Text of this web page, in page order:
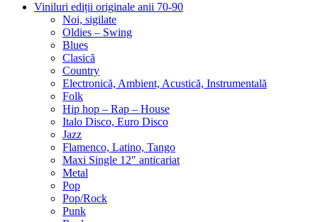
Viniluri ediții originale anii 70-90
Noi, sigilate
Oldies – Swing
Blues
Clasică
Country
Electronică, Ambient, Acustică, Instrumentală
Folk
Hip hop – Rap – House
Italo Disco, Euro Disco
Jazz
Flamenco, Latino, Tango
Maxi Single 12″ anticariat
Metal
Pop
Pop/Rock
Punk